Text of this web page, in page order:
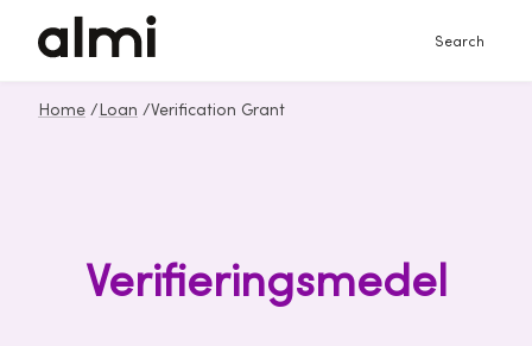
Search
Home / Loan /Verification Grant
Verifieringsmedel